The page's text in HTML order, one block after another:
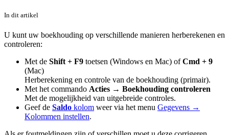
In dit artikel
U kunt uw boekhouding op verschillende manieren herberekenen en
controleren:
Met de Shift + F9 toetsen (Windows en Mac) ofCmd + 9
(Mac)
Herberekening en controle van de boekhouding (primair).
Met het commando Acties → Boekhouding controleren
Met de mogelijkheid van uitgebreide controles.
Geef de Saldo kolom weer via het menu Gegevens →
Kolommen instellen.